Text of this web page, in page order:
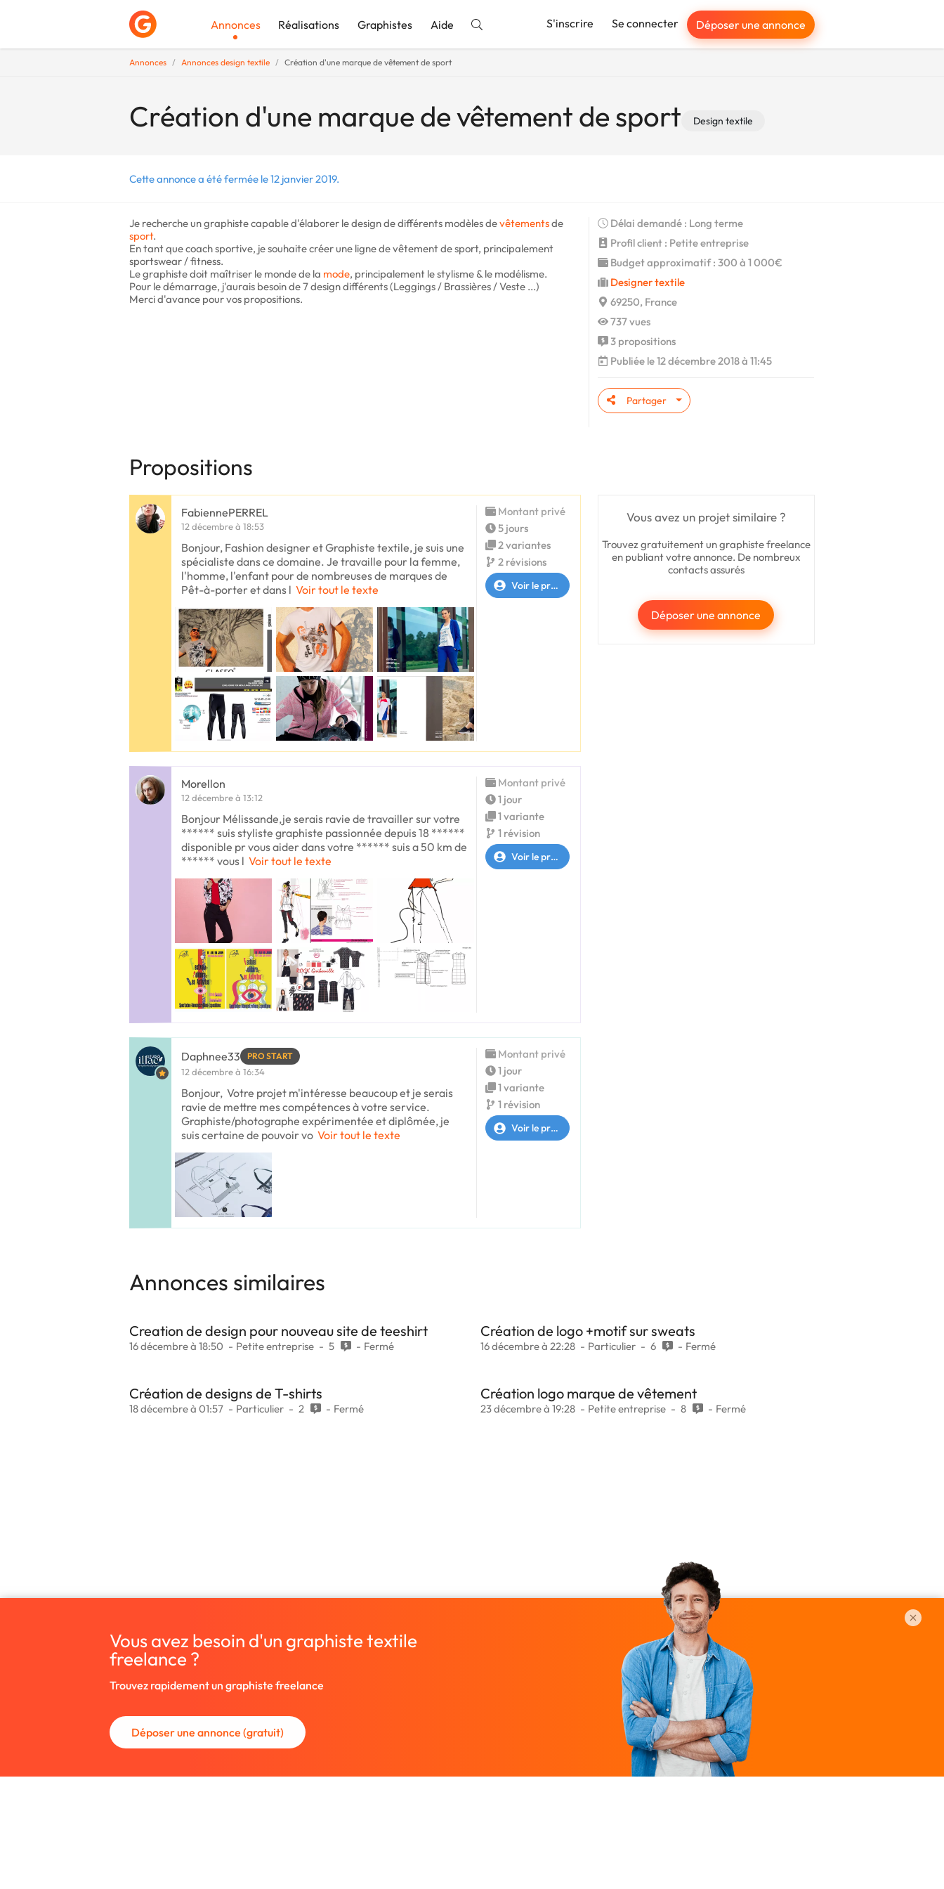
Annonces Réalisations Graphistes Aide S'inscrire Se connecter Déposer une annonce
Annonces Annonces design textile Création d'une marque de vêtement de sport
Création d'une marque de vêtement de sport Design textile
Cette annonce a été fermée le 12 janvier 2019.
Je recherche un graphiste capable d'élaborer le design de différents modèles devêtementsde
sport.
En tant que coach sportive, je souhaite créer une ligne de vêtement de sport, principalement
sportswear / fitness.
Le graphiste doit maîtriser le monde de la mode, principalement le stylisme & le modélisme.
Pour le démarrage, j'aurais besoin de 7 design différents (Leggings / Brassières / Veste ...)
Merci d'avance pour vos propositions.
Délai demandé : Long terme
Profil client : Petite entreprise
Budget approximatif : 300 à 1 000€
Designer textile
69250, France
737 vues
3 propositions
Publiée le 12 décembre 2018 à 11:45
Partager
Propositions
Vous avez un projet similaire ?
Trouvez gratuitement un graphiste freelance
en publiant votre annonce. De nombreux
contacts assurés
Déposer une annonce
FabiennePERREL
12 décembre à 18:53
Bonjour, Fashion designer et Graphiste textile, je suis une
spécialiste dans ce domaine. Je travaille pour la femme,
l'homme, l'enfant pour de nombreuses de marques de
Pêt-à-porter et dans l Voir tout le texte
Montant privé
5 jours
2 variantes
2 révisions
Voir le profil
Morellon
12 décembre à 13:12
Bonjour Mélissande,je serais ravie de travailler sur votre
****** suis styliste graphiste passionnée depuis 18 ******
disponible pr vous aider dans votre ****** suis a 50 km de
****** vous l Voir tout le texte
Montant privé
1 jour
1 variante
1 révision
Voir le profil
Daphnee33 PRO START
12 décembre à 16:34
Bonjour, Votre projet m'intéresse beaucoup et je serais
ravie de mettre mes compétences à votre service.
Graphiste/photographe expérimentée et diplômée, je
suis certaine de pouvoir vo Voir tout le texte
Montant privé
1 jour
1 variante
1 révision
Voir le profil
Annonces similaires
Creation de design pour nouveau site de teeshirt
16 décembre à 18:50 Petite entreprise 5 Fermé
Création de logo +motif sur sweats
16 décembre à 22:28 Particulier 6 Fermé
Création de designs de T-shirts
18 décembre à 01:57 Particulier 2 Fermé
Création logo marque de vêtement
23 décembre à 19:28 Petite entreprise 8 Fermé
Vous avez besoin d'un graphiste textile
freelance ?
Trouvez rapidement un graphiste freelance
Déposer une annonce (gratuit)